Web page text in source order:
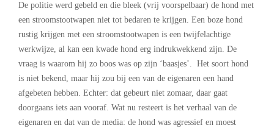
De politie werd gebeld en die bleek (vrij voorspelbaar) de hond met
een stroomstootwapen niet tot bedaren te krijgen. Een boze hond
rustig krijgen met een stroomstootwapen is een twijfelachtige
werkwijze, al kan een kwade hond erg indrukwekkend zijn. De
vraag is waarom hij zo boos was op zijn ‘baasjes’. Het soort hond
is niet bekend, maar hij zou bij een van de eigenaren een hand
afgebeten hebben. Echter: dat gebeurt niet zomaar, daar gaat
doorgaans iets aan vooraf. Wat nu resteert is het verhaal van de
eigenaren en dat van de media: de hond was agressief en moest